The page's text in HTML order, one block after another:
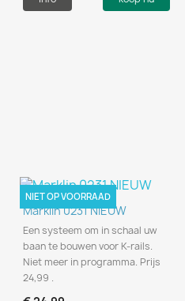
Marklin 0231 NIEUW
Een systeem om in schaal uw
baan te bouwen voor K-rails.
Niet meer in programma. Prijs
24,99 .
NIET OP VOORRAAD